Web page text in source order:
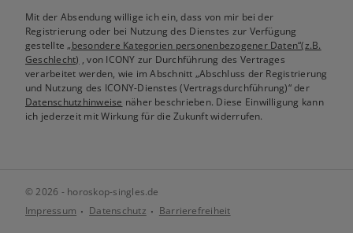
Mit der Absendung willige ich ein, dass von mir bei der
Registrierung oder bei Nutzung des Dienstes zur Verfügung
gestellte„besondere Kategorien personenbezogener Daten“(z.B.
Geschlecht) , von ICONY zur Durchführung des Vertrages
verarbeitet werden, wie im Abschnitt „Abschluss der Registrierung
und Nutzung des ICONY-Dienstes (Vertragsdurchführung)“ der
Datenschutzhinweise näher beschrieben. Diese Einwilligung kann
ich jederzeit mit Wirkung für die Zukunft widerrufen.
© 2026 - horoskop-singles.de
Impressum
Datenschutz Barrierefreiheit